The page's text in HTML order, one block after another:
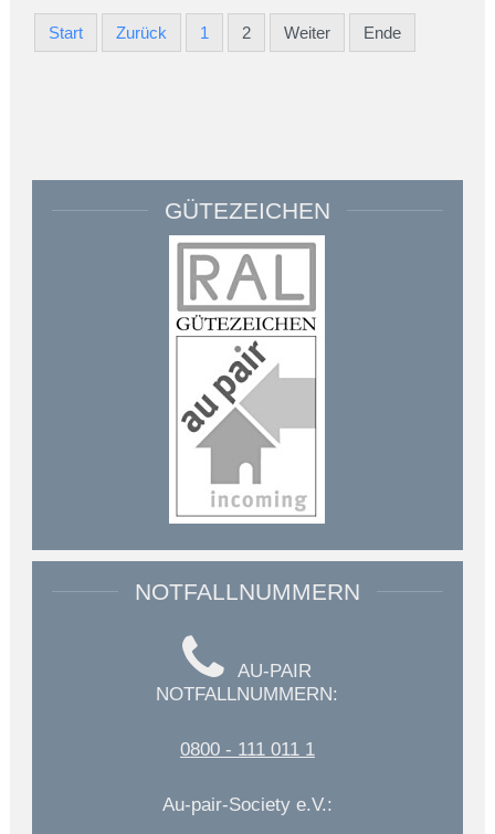
Start Zurück 1 2 Weiter Ende
GÜTEZEICHEN
NOTFALLNUMMERN
AU-PAIR
NOTFALLNUMMERN:
0800 - 111 011 1
Au-pair-Society e.V.: